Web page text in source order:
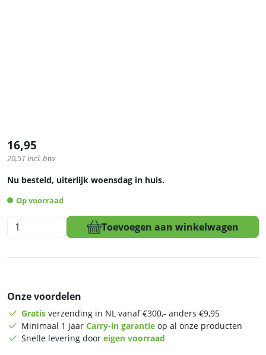
16,95
20,51 incl. btw
Nu besteld, uiterlijk woensdag in huis.
Op voorraad
HCB
Muurbeugel
-
RVS
aantal
Toevoegen aan winkelwagen
Onze voordelen
Gratis verzending in NL vanaf €300,- anders €9,95
Minimaal 1 jaar Carry-in garantie op al onze producten
Snelle levering door eigen voorraad